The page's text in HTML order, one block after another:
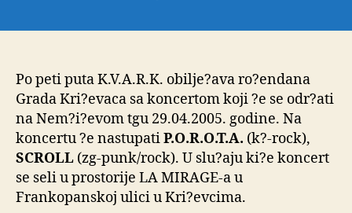
Po peti puta K.V.A.R.K. obilje?ava ro?endana
Grada Kri?evaca sa koncertom koji ?e se odr?ati
na Nem?i?evom tgu 29.04.2005. godine. Na
koncertu ?e nastupatiP.O.R.O.T.A. (k?-rock),
SCROLL (zg-punk/rock). U slu?aju ki?e koncert
se seli u prostorije LA MIRAGE-a u
Frankopanskoj ulici u Kri?evcima.